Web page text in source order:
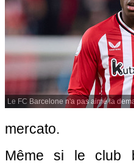
Le FC Barcelone n'a pas aimé la
mercato.
Même si le club